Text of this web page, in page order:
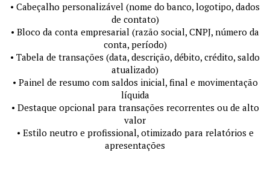
• Cabeçalho personalizável (nome do banco, logotipo, dados
de contato)
• Bloco da conta empresarial (razão social, CNPJ, número da
conta, período)
• Tabela de transações (data, descrição, débito, crédito, saldo
atualizado)
• Painel de resumo com saldos inicial, final e movimentação
líquida
• Destaque opcional para transações recorrentes ou de alto
valor
• Estilo neutro e profissional, otimizado para relatórios e
apresentações